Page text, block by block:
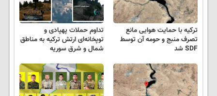
ترکیه با حمایت هوایی مانع
تصرف منبج و حومه آن توسط
SDF شد
تداوم حملات پهپادی و
توپخانه‌ای ارتش ترکیه به مناطق
شمال و شرق سوریه